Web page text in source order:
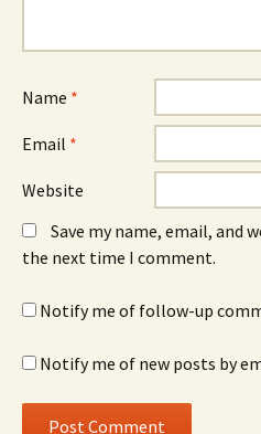
Name *
Email *
Website
Save my name, email, and
the next time I comment.
Notify me of follow-up
Notify me of new posts by